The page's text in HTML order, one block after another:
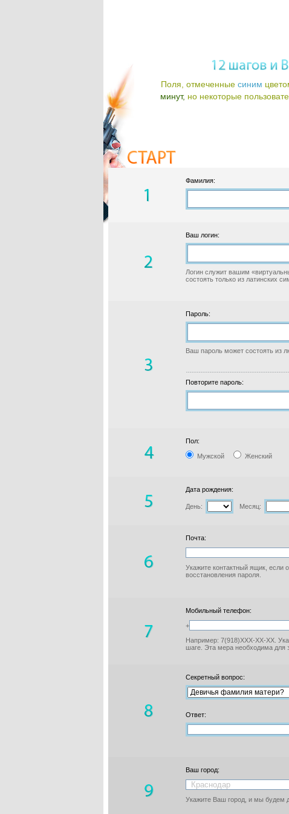
Поля, отмеченные синим
минут, но некоторые
Фамилия:
Ваш логин:
Логин служит вашим
состоять только из латинских
Пароль:
Ваш пароль может состоять из
Повторите пароль:
Пол:
Мужской Женский
Дата рождения:
День: Месяц:
Почта:
Укажите контактный ящик, если
восстановления пароля.
Мобильный телефон:
+
Например: 7(918)XXX-XX-XX.
шаге. Эта мера необходима для
Секретный вопрос:
Ответ:
Ваш город:
Укажите Ваш город, и мы будем